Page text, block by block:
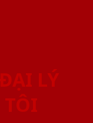
LÝ
TÔI